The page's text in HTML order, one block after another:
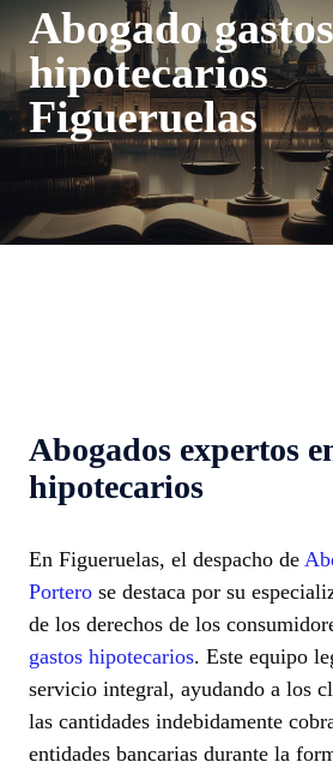
Abogado gastos
hipotecarios
Figueruelas
Abogados expertos
hipotecarios
En Figueruelas, el despacho de
Portero se destaca por su
de los derechos de los
gastos hipotecarios. Este equipo
servicio integral, ayudando a los
las cantidades indebidamente
entidades bancarias durante la